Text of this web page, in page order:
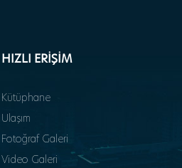
HIZLI ERİŞİM
Kütüphane
Ulaşım
Fotoğraf Galeri
Video Galeri